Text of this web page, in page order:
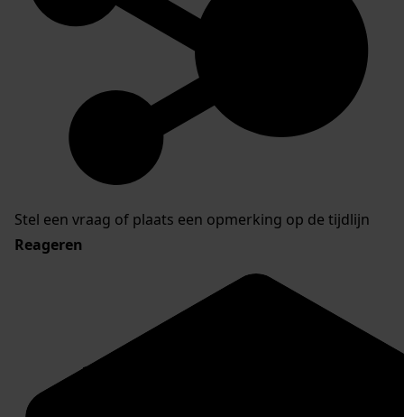
Stel een vraag of plaats een opmerking op de tijdlijn
Reageren